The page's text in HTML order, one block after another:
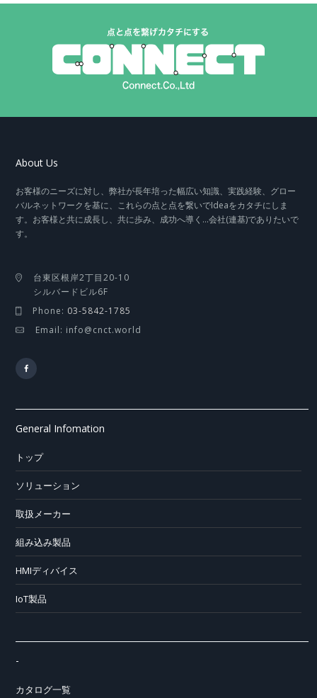
About Us
お客様のニーズに対し、弊社が長年培った幅広い知識、実践経験、グロー
バルネットワークを基に、これらの点と点を繋いでIdeaをカタチにしま
す。お客様と共に成長し、共に歩み、成功へ導く…会社(連基)でありたいで
す。
台東区根岸2丁目20-10
シルバードビル6F
Phone: 03-5842-1785
Email: info@cnct.world
General Infomation
トップ
ソリューション
取扱メーカー
組み込み製品
HMIディバイス
IoT製品
-
カタログ一覧